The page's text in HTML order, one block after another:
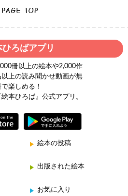
ひろばアプリ
冊以上の絵本や2,000作
以上の読み聞かせ動画が無
で楽しめる！
絵本ひろば』公式アプリ。
絵本の投稿
出版された絵本
お気に入り